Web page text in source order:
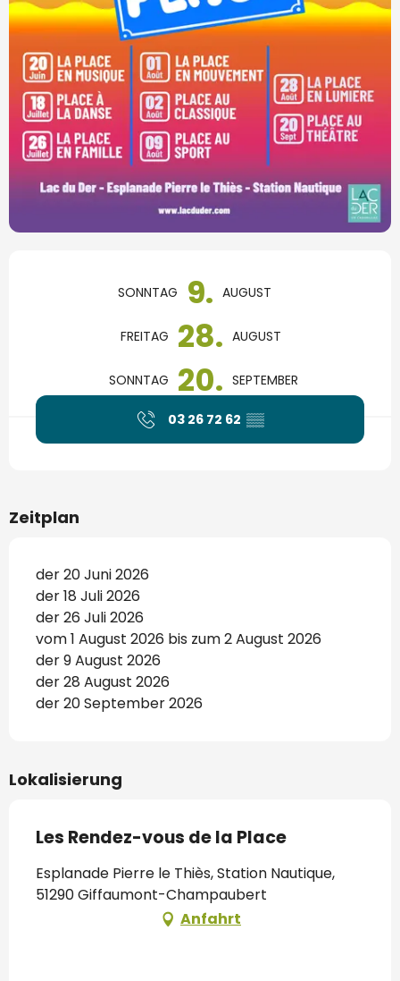
SONNTAG 9. AUGUST
FREITAG 28. AUGUST
SONNTAG 20. SEPTEMBER
03 26 72 62 ▒▒
Zeitplan
der 20 Juni 2026
der 18 Juli 2026
der 26 Juli 2026
vom 1 August 2026 bis zum 2 August 2026
der 9 August 2026
der 28 August 2026
der 20 September 2026
Lokalisierung
Les Rendez-vous de la Place
Esplanade Pierre le Thiès, Station Nautique,
51290 Giffaumont-Champaubert
Anfahrt